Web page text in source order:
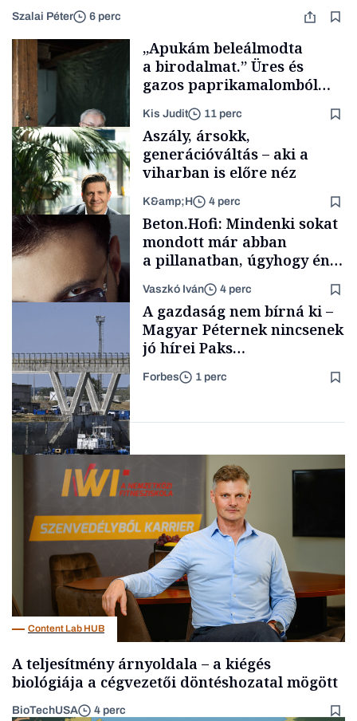
Szalai Péter 6 perc
Családi
vállalkozások
„Apukám beleálmodta
a birodalmat.” Üres és
gazos paprikamalomból
fűszersztori
Kis Judit 11 perc
TÁMOGATÓI
Aszály, ársokk,
generációváltás – aki a
viharban is előre néz
K&amp;H 4 perc
Forbes-sztori
Beton.Hofi: Mindenki sokat
mondott már abban
a pillanatban, úgyhogy én
gondolataimat akartam
kimondani
Vaszkó Iván 4 perc
A gazdaság nem bírná ki –
Magyar Péternek nincsenek
jó hírei Paks
Forbes 1 perc
Content Lab HUB
A teljesítmény árnyoldala – a kiégés
biológiája a cégvezetői döntéshozatal mögött
BioTechUSA 4 perc